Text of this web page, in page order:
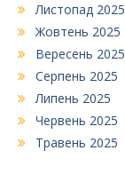
Листопад 2025
Жовтень 2025
Вересень 2025
Серпень 2025
Липень 2025
Червень 2025
Травень 2025